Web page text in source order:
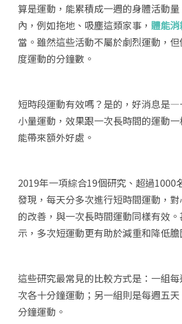
算是運動，能累積成一週的身體活動
內，例如拖地、吸塵這類家事， 體能
當。雖然這些活動不屬於劇烈運動，
度運動的分鐘數。
短時段運動有效嗎？是的，好消息是
小量運動，效果跟一次長時間的運動
能帶來額外好處。
2019年一項綜合19個研究、超過1000
發現，每天分多次進行短時間運動，
的改善，與一次長時間運動同樣有效
示，多次短運動更有助於減重和降低膽
這些研究最常見的比較方式是：一組
次各十分鐘運動；另一組則是每週五
分鐘運動。